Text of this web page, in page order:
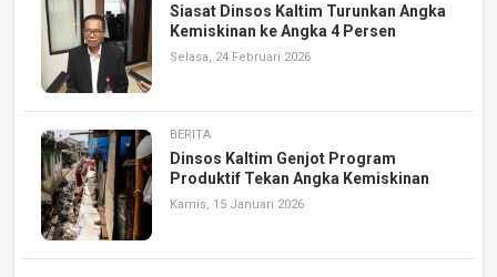
Siasat Dinsos Kaltim Turunkan Angka
Kemiskinan ke Angka 4 Persen
Selasa, 24 Februari 2026
BERITA
Dinsos Kaltim Genjot Program
Produktif Tekan Angka Kemiskinan
Kamis, 15 Januari 2026